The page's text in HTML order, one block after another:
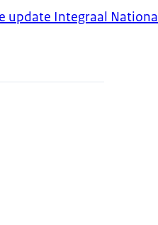
update Integraal